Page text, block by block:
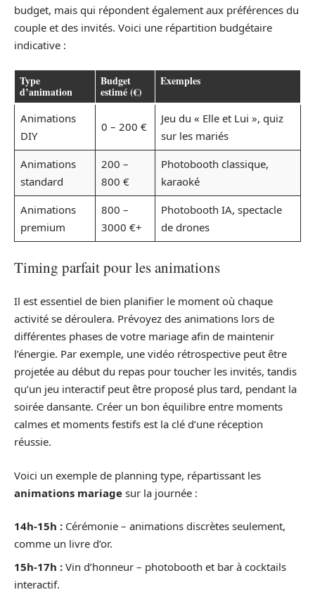
budget, mais qui répondent également aux préférences du
couple et des invités. Voici une répartition budgétaire
indicative :
Type
d’animation
Budget
estimé (€)
Exemples
Animations
DIY
0 – 200 €
Jeu du « Elle et Lui », quiz
sur les mariés
Animations
standard
200 –
800 €
Photobooth classique,
karaoké
Animations
premium
800 –
3000 €+
Photobooth IA, spectacle
de drones
Timing parfait pour les animations
Il est essentiel de bien planifier le moment où chaque
activité se déroulera. Prévoyez des animations lors de
différentes phases de votre mariage afin de maintenir
l’énergie. Par exemple, une vidéo rétrospective peut être
projetée au début du repas pour toucher les invités, tandis
qu’un jeu interactif peut être proposé plus tard, pendant la
soirée dansante. Créer un bon équilibre entre moments
calmes et moments festifs est la clé d’une réception
réussie.
Voici un exemple de planning type, répartissant les
animations mariage sur la journée :
14h-15h : Cérémonie – animations discrètes seulement,
comme un livre d’or.
15h-17h : Vin d’honneur – photobooth et bar à cocktails
interactif.